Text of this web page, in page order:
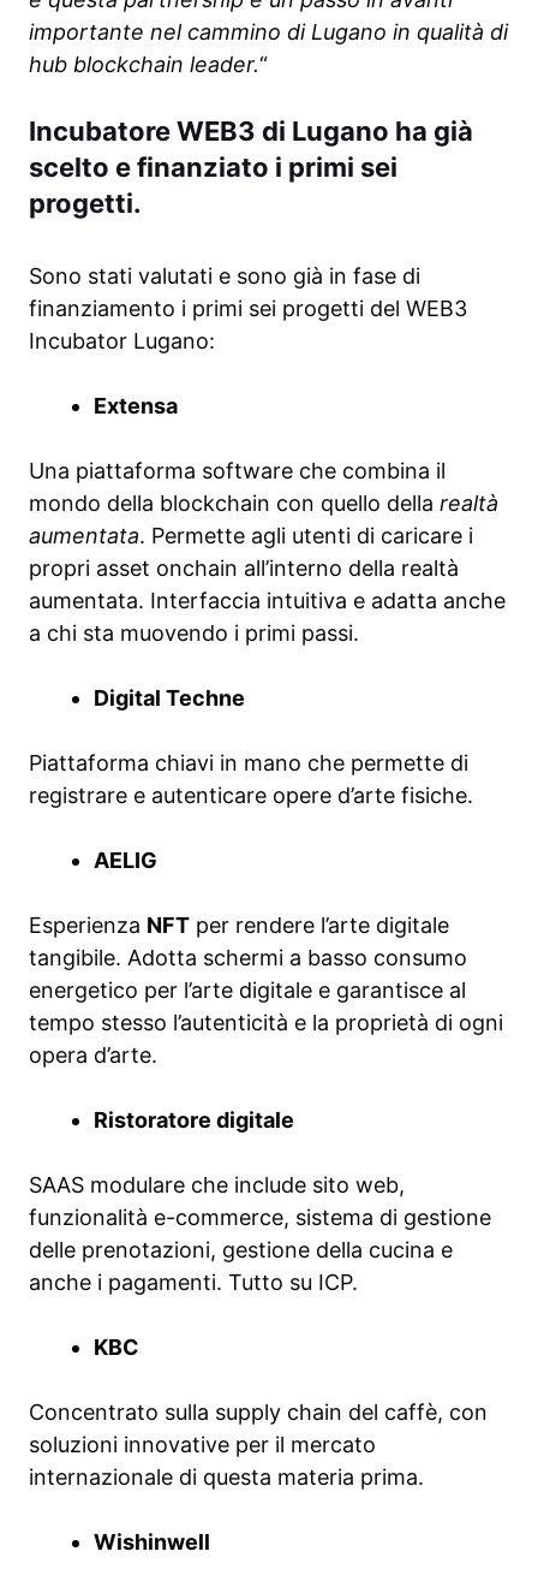
importante nel cammino di Lugano in qualità di
hub blockchain leader.“
Incubatore WEB3 di Lugano ha già
scelto e finanziato i primi sei
progetti.
Sono stati valutati e sono già in fase di
finanziamento i primi sei progetti del WEB3
Incubator Lugano:
Extensa
Una piattaforma software che combina il
mondo della blockchain con quello della realtà
aumentata. Permette agli utenti di caricare i
propri asset onchain all’interno della realtà
aumentata. Interfaccia intuitiva e adatta anche
a chi sta muovendo i primi passi.
Digital Techne
Piattaforma chiavi in mano che permette di
registrare e autenticare opere d’arte fisiche.
AELIG
Esperienza NFT per rendere l’arte digitale
tangibile. Adotta schermi a basso consumo
energetico per l’arte digitale e garantisce al
tempo stesso l’autenticità e la proprietà di ogni
opera d’arte.
Ristoratore digitale
SAAS modulare che include sito web,
funzionalità e-commerce, sistema di gestione
delle prenotazioni, gestione della cucina e
anche i pagamenti. Tutto su ICP.
KBC
Concentrato sulla supply chain del caffè, con
soluzioni innovative per il mercato
internazionale di questa materia prima.
Wishinwell